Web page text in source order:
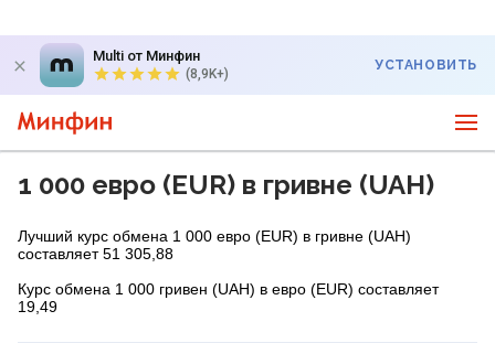
Multi от Минфин
(8,9K+)
УСТАНОВИТЬ
1 000 евро (EUR) в гривне (UAH)
Лучший курс обмена 1 000 евро (EUR) в гривне (UAH)
составляет 51 305,88
Курс обмена 1 000 гривен (UAH) в евро (EUR) составляет
19,49